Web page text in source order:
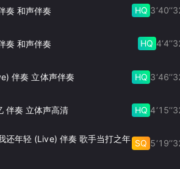
奏 和声伴奏 HQ 3‘40’‘
奏 和声伴奏 HQ 4‘4’‘
伴奏 立体声伴奏 HQ 3‘46’‘
伴奏 立体声高清 HQ 4‘15’‘
还年轻 (Live) 伴奏 歌手当打之年 SQ 5‘19’‘